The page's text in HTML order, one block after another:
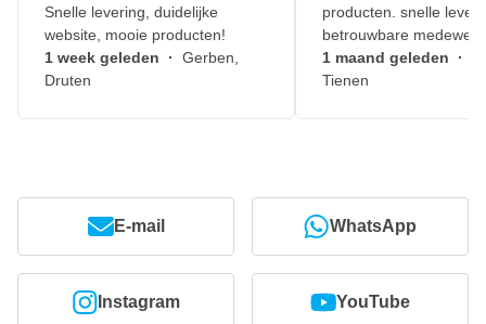
Snelle levering, duidelijke
website, mooie producten!
1 week geleden · Gerben,
Druten
producten. snelle
betrouwbare
1 maand geleden ·
Tienen
E-mail WhatsApp
Instagram YouTube